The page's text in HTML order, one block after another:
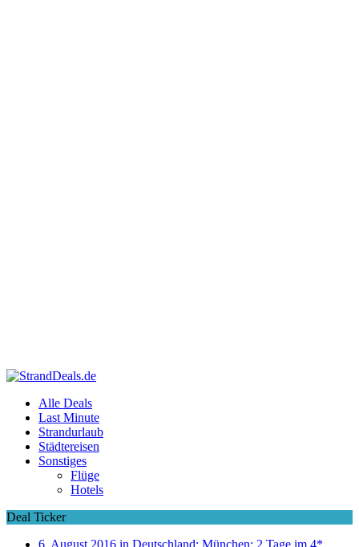
Alle Deals
Last Minute
Strandurlaub
Städtereisen
Sonstiges
Flüge
Hotels
Deal Ticker
6. August 2016 in Deutschland: München: 2 Tage im 4*